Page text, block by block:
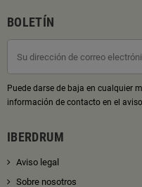
BOLETÍN
Puede darse de baja en cualquier
información de contacto en el
IBERDRUM
Aviso legal
Sobre nosotros